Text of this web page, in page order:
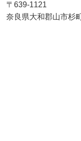
〒639-1121
奈良県大和郡山